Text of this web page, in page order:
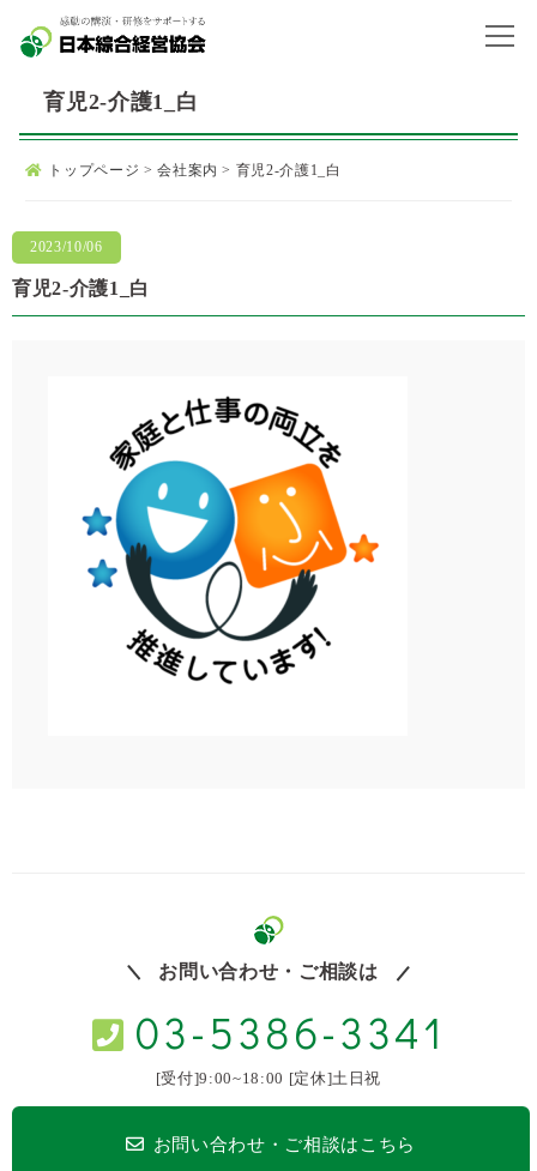
育児2-介護1_白
トップページ >会社案内 > 育児2-介護1_白
育児2-介護1_白
2023/10/06
お問い合わせ・ご相談は
03-5386-3341
[受付]9:00~18:00 [定休]土日祝
お問い合わせ・ご相談はこちら